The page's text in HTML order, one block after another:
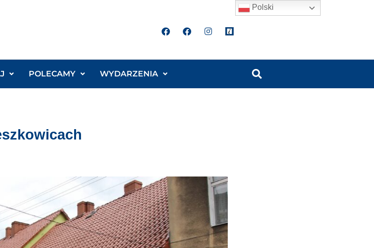
POLECAMY WYDARZENIA
Polski